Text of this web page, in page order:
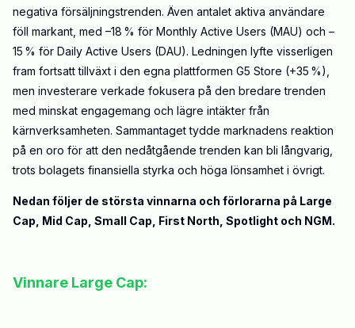
negativa försäljningstrenden. Även antalet aktiva användare
föll markant, med –18 % för Monthly Active Users (MAU) och –
15 % för Daily Active Users (DAU). Ledningen lyfte visserligen
fram fortsatt tillväxt i den egna plattformen G5 Store (+35 %),
men investerare verkade fokusera på den bredare trenden
med minskat engagemang och lägre intäkter från
kärnverksamheten. Sammantaget tydde marknadens reaktion
på en oro för att den nedåtgående trenden kan bli långvarig,
trots bolagets finansiella styrka och höga lönsamhet i övrigt.
Nedan följer de största vinnarna och förlorarna på Large
Cap, Mid Cap, Small Cap, First North, Spotlight och NGM.
Vinnare Large Cap: